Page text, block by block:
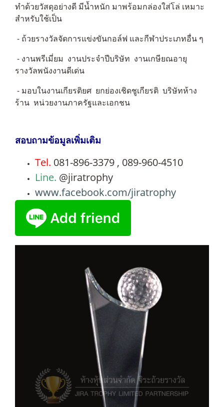
ทำด้วยวัสดุอย่างดี มีน้ำหนัก มาพร้อมกล่องใส่โล่ เหมาะ
สำหรับใช้เป็น
- ถ้วยรางวัลจัดการแข่งขันกอล์ฟ และกีฬาประเภทอื่น ๆ
- งานพรีเมี่ยม งานประจำปีบริษัท งานเกษียณอายุ
รางวัลพนังงานดีเด่น
- มอบในงานเกียรติยศ ยกย่องเชิดชูเกียรติ บริษัทห้าง
ร้าน หน่วยงานภาครัฐและเอกชน
สอบถามข้อมูลเพิ่มเติม
Tel. 081-896-3379 , 089-960-4510
Line. @jiratrophy
www.facebook.com/jiratrophy